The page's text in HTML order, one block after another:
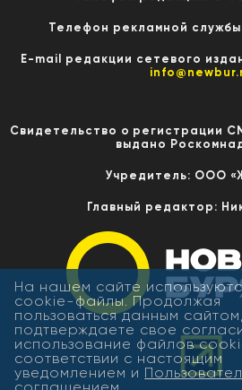
Телефон рекламной
E-mail редакции сетевого
Свидетельство о регистрации
выдано
Учредитель: ООО
Главный редактор:
На нашем сайте
cookie-файлы. Продолжая
пользоваться данным
подтверждаете свое
использование файлов
соответствии с настоящим
уведомлением и